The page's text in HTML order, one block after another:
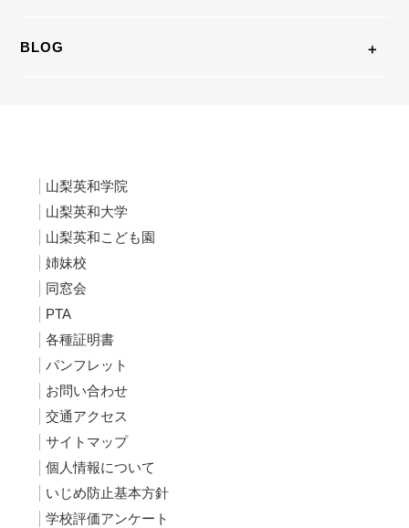
BLOG
山梨英和学院
山梨英和大学
山梨英和こども園
姉妹校
同窓会
PTA
各種証明書
パンフレット
お問い合わせ
交通アクセス
サイトマップ
個人情報について
いじめ防止基本方針
学校評価アンケート